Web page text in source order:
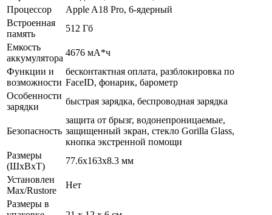
Процессор
Apple A18 Pro, 6-ядерный
Встроенная
память
512 Гб
Емкость
аккумулятора
4676 мА*ч
Функции и
возможности
бесконтактная оплата, разблокировка по
FaceID, фонарик, барометр
Особенности
зарядки
быстрая зарядка, беспроводная зарядка
Безопасность
защита от брызг, водонепроницаемые,
защищенный экран, cтекло Gorilla Glass,
кнопка экстренной помощи
Размеры
(ШхВхТ)
77.6x163x8.3 мм
Установлен
Max/Rustore
Нет
Размеры в